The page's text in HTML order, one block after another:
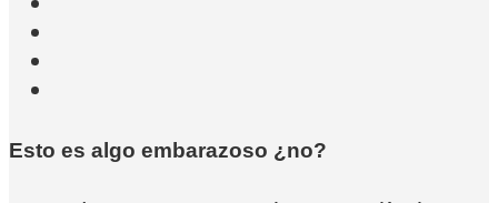
Esto es algo embarazoso ¿no?